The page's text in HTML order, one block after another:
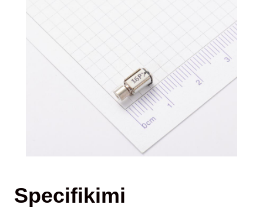
Specifikimi